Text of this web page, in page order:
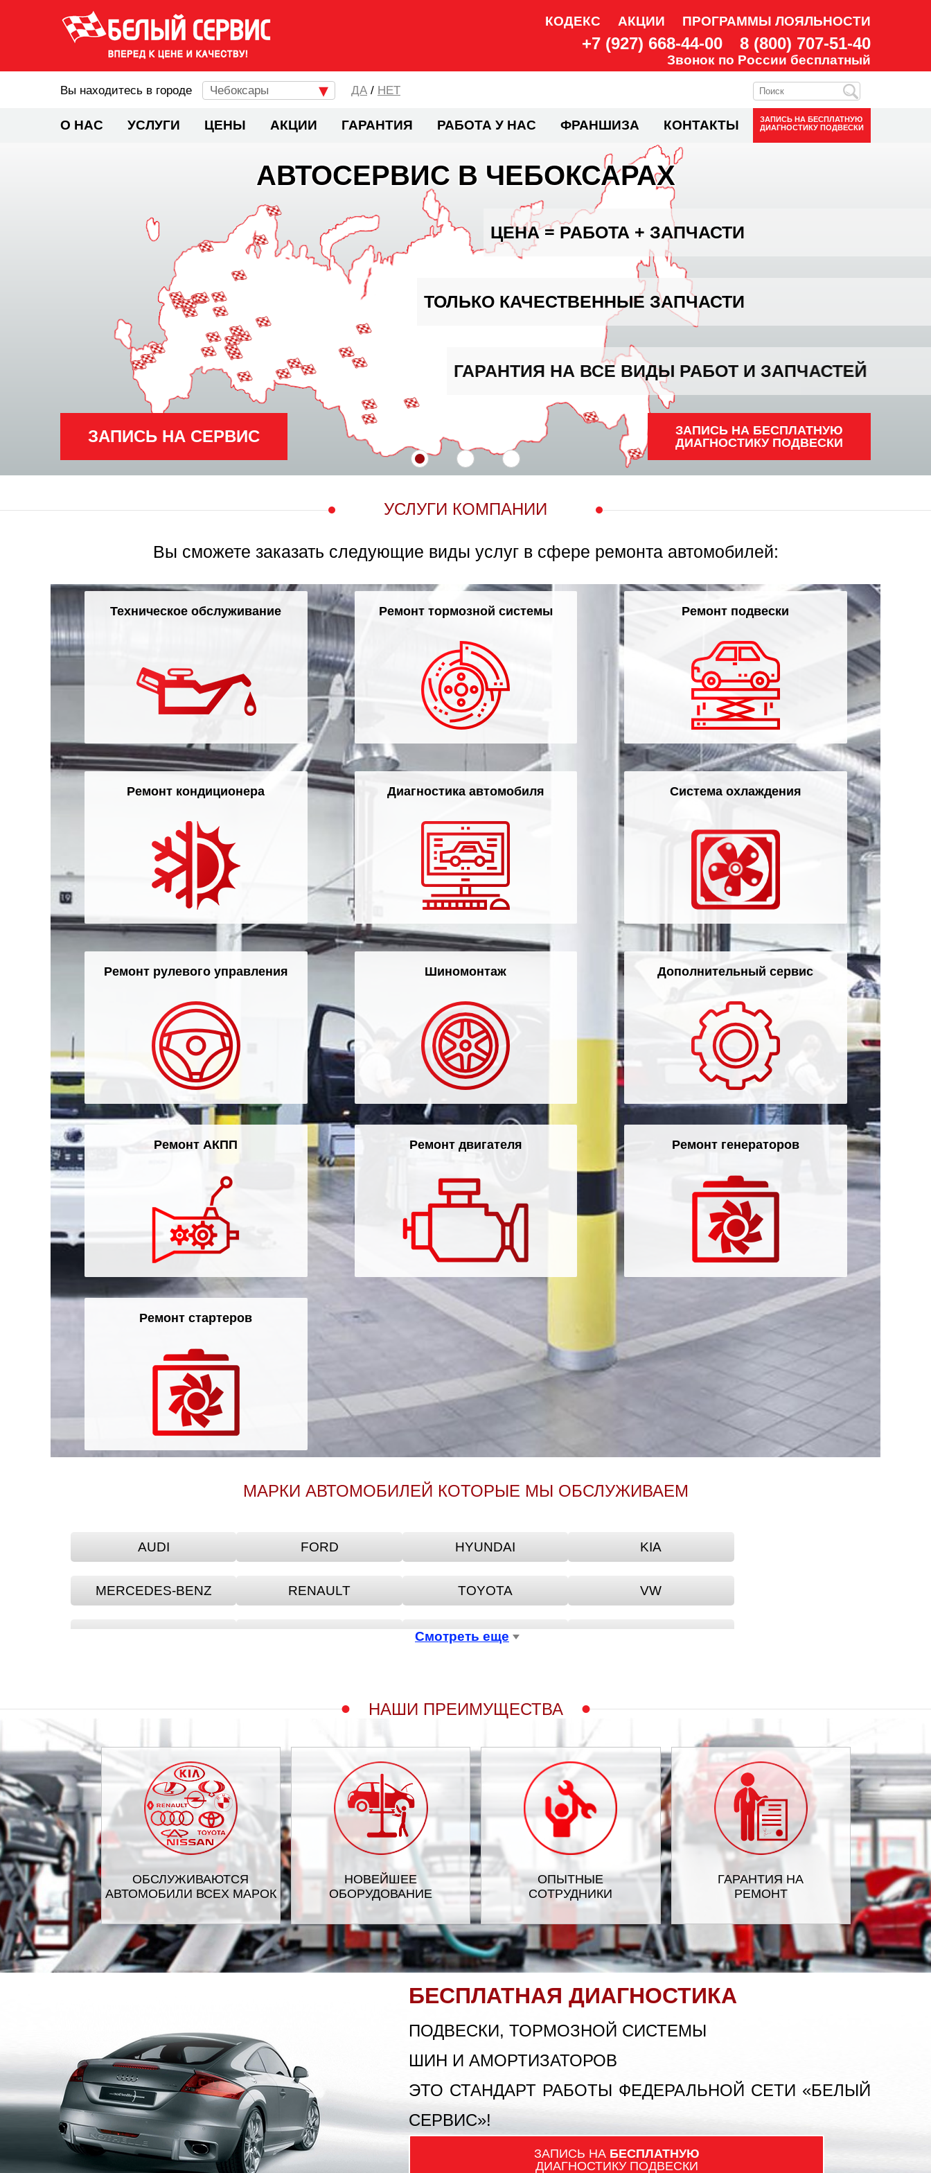
КОДЕКС АКЦИИ ПРОГРАММЫ ЛОЯЛЬНОСТИ
+7 (927) 668-44-00 8 (800) 707-51-40
Звонок по России бесплатный
Вы находитесь в городе Чебоксары / НЕТ
О НАС УСЛУГИ ЦЕНЫ АКЦИИ ГАРАНТИЯ РАБОТА У НАС ФРАНШИЗА КОНТАКТЫ ЗАПИСЬ НА БЕСПЛАТНУЮ
ДИАГНОСТИКУ ПОДВЕСКИ
АВТОСЕРВИС В ЧЕБОКСАРАХ
ЗАПИСЬ НА СЕРВИС ЗАПИСЬ НА БЕСПЛАТНУЮ
ДИАГНОСТИКУ ПОДВЕСКИ
ЦЕНА = РАБОТА + ЗАПЧАСТИ
ТОЛЬКО КАЧЕСТВЕННЫЕ ЗАПЧАСТИ
ГАРАНТИЯ НА ВСЕ ВИДЫ РАБОТ И ЗАПЧАСТЕЙ
УСЛУГИ КОМПАНИИ
Вы сможете заказать следующие виды услуг в сфере ремонта автомобилей:
Техническое обслуживание Ремонт тормозной системы Ремонт подвески
Ремонт кондиционера Диагностика автомобиля Система охлаждения
Ремонт рулевого управления Шиномонтаж Дополнительный сервис
Ремонт АКПП Ремонт двигателя Ремонт генераторов
Ремонт стартеров
МАРКИ АВТОМОБИЛЕЙ КОТОРЫЕ МЫ ОБСЛУЖИВАЕМ
ACURA ALFA ROMEO
AUDI
BENTLEY BESTURN (FAW)
CHEVROLET
CITRO?N CITROEN DACIA DAEWOO
DAIHATSU DATSUN DERWAYS DODGE
FAW
FORD
FORD USA GAZ
GEELY GMC GREAT WALL HAVAL
HONDA HUMMER
HYUNDAI
INFINITI IRAN KHODRO (IKCO)
KIA
LEXUS LIFAN
LINCOLN MAZDA
MERCEDES-BENZ
MINI MITSUBISHI
MOSKVICH NISSAN OPEL
PLYMOUTH PONTIAC
RENAULT
ROVER
TOYOTA VW
Смотреть еще
НАШИ ПРЕИМУЩЕСТВА
ОБСЛУЖИВАЮТСЯ
АВТОМОБИЛИ ВСЕХ МАРОК
НОВЕЙШЕЕ
ОБОРУДОВАНИЕ
ОПЫТНЫЕ
СОТРУДНИКИ
ГАРАНТИЯ НА
РЕМОНТ
БЕСПЛАТНАЯ ДИАГНОСТИКА
ПОДВЕСКИ, ТОРМОЗНОЙ СИСТЕМЫ
ШИН И АМОРТИЗАТОРОВ
ЭТО СТАНДАРТ РАБОТЫ ФЕДЕРАЛЬНОЙ СЕТИ «БЕЛЫЙ
СЕРВИС»!
ЗАПИСЬ НА БЕСПЛАТНУЮ
ДИАГНОСТИКУ ПОДВЕСКИ